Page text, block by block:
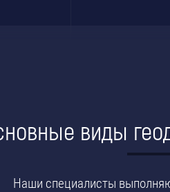
виды
Наши специалисты